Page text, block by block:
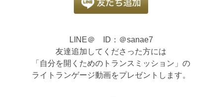
LINE＠ ID：＠sanae7
友達追加してくださった方には
「自分を開くためのトランスミッション」の
ライトランゲージ動画をプレゼントします。